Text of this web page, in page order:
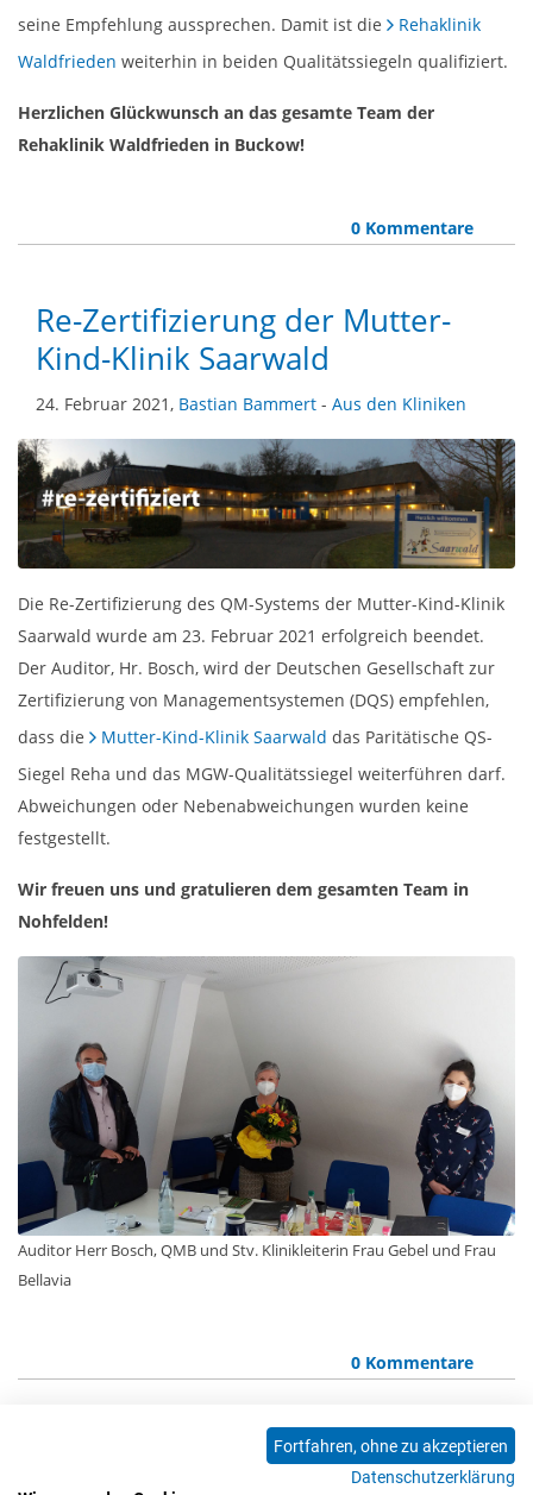
seine Empfehlung aussprechen. Damit ist die
Rehaklinik
Waldfrieden weiterhin in beiden Qualitätssiegeln qualifiziert.
Herzlichen Glückwunsch an das gesamte Team der
Rehaklinik Waldfrieden in Buckow!
0 Kommentare
Re-Zertifizierung der Mutter-
Kind-Klinik Saarwald
24. Februar 2021, Bastian Bammert - Aus den Kliniken
Die Re-Zertifizierung des QM-Systems der Mutter-Kind-Klinik
Saarwald wurde am 23. Februar 2021 erfolgreich beendet.
Der Auditor, Hr. Bosch, wird der Deutschen Gesellschaft zur
Zertifizierung von Managementsystemen (DQS) empfehlen,
dass die
Mutter-Kind-Klinik Saarwald das Paritätische QS-
Siegel Reha und das MGW-Qualitätssiegel weiterführen darf.
Abweichungen oder Nebenabweichungen wurden keine
festgestellt.
Wir freuen uns und gratulieren dem gesamten Team in
Nohfelden!
Auditor Herr Bosch, QMB und Stv. Klinikleiterin Frau Gebel und Frau
Bellavia
0 Kommentare
5 6 7 8
9
Fortfahren, ohne zu akzeptieren
Datenschutzerklärung